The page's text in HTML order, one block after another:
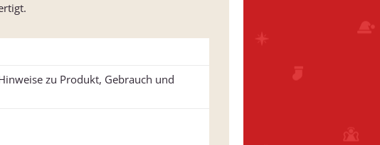
zu Produkt, Gebrauch und